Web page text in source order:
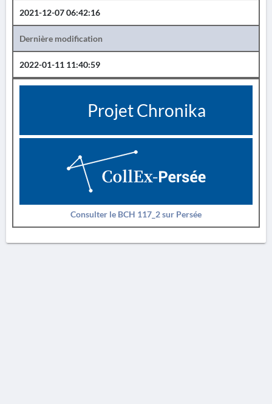
2021-12-07 06:42:16
Dernière modification
2022-01-11 11:40:59
Projet Chronika
Consulter le BCH 117_2 sur Persée